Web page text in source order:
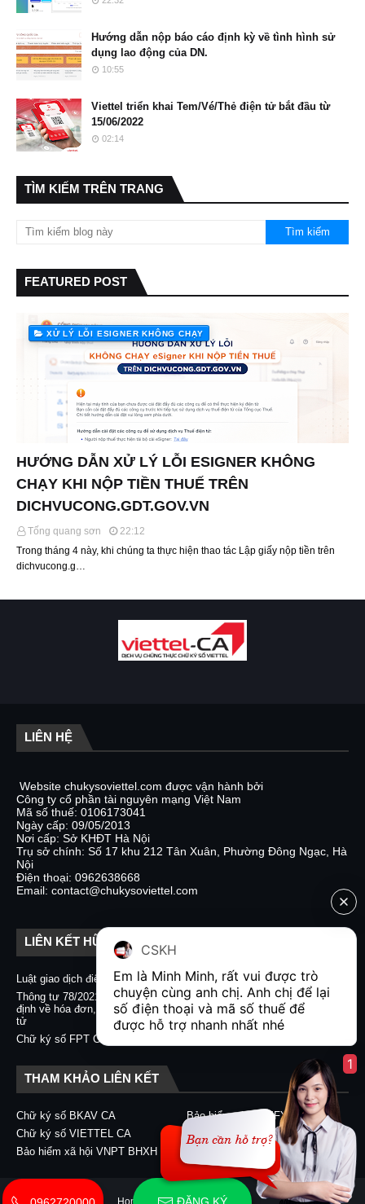
Hướng dẫn nộp báo cáo định kỳ về tình hình sử
dụng lao động của DN.
10:55
Viettel triển khai Tem/Vé/Thẻ điện tử bắt đầu từ
15/06/2022
02:14
TÌM KIẾM TRÊN TRANG
FEATURED POST
XỬ LÝ LỖI ESIGNER KHÔNG CHẠY
HƯỚNG DẪN XỬ LÝ LỖI ESIGNER KHÔNG
CHẠY KHI NỘP TIỀN THUẾ TRÊN
DICHVUCONG.GDT.GOV.VN
Tống quang sơn
22:12
Trong tháng 4 này, khi chúng ta thực hiện thao tác Lập giấy nộp tiền trên
dichvucong.g…
LIÊN HỆ
Website chukysoviettel.com được vận hành bởi
Công ty cổ phần tài nguyên mạng Việt Nam
Mã số thuế: 0106173041
Ngày cấp: 09/05/2013
Nơi cấp: Sở KHĐT Hà Nội
Trụ sở chính: Số 17 khu 212 Tân Xuân, Phường Đông Ngạc, Hà
Nội
Điện thoại: 0962638668
Email: contact@chukysoviettel.com
LIÊN KẾT HỮU ÍCH
Luật giao dịch điện tử
Nghị định 130/2018/NĐ-CP
Thông tư 78/2021/TT-BTC quy
định về hóa đơn, chứng từ điện
tử
Chữ ký số CA2 - Nacencomm
Chữ ký số VNPT CA
Chữ ký số BKAV CA
Chữ ký số FPT CA
THAM KHẢO LIÊN KẾT
Chữ ký số BKAV CA
Bảo hiểm xã hội EFY-eBHXH
Chữ ký số VIETTEL CA
Chữ ký số CA2 - Nacencomm
Bảo hiểm xã hội VNPT BHXH
Chữ ký số VNPT CA
Home About Contact Us
CSKH
Em là Minh Minh, rất vui được trò
chuyện cùng anh chị. Anh chị để lại
số điện thoại và mã số thuế để
được hỗ trợ nhanh nhất nhé
1